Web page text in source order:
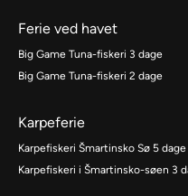
Ferie ved havet
Big Game Tuna-fiskeri 3 dage
Big Game Tuna-fiskeri 2 dage
Karpeferie
Karpefiskeri Šmartinsko Sø 5 dage
Karpefiskeri i Šmartinsko-søen 3